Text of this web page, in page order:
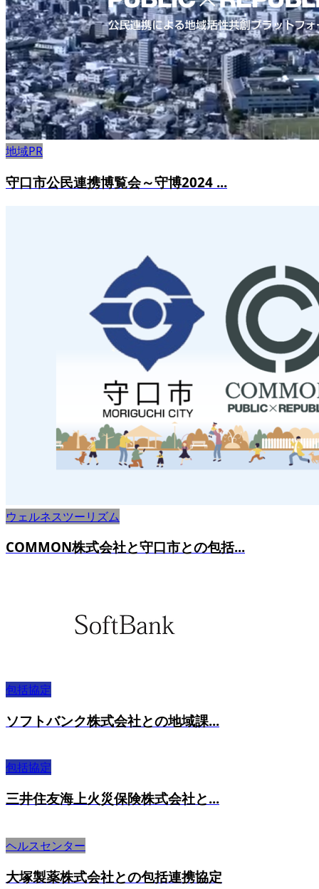
地域PR
守口市公民連携博覧会～守博2024 ...
ウェルネスツーリズム
COMMON株式会社と守口市との包括...
包括協定
ソフトバンク株式会社との地域課...
包括協定
三井住友海上火災保険株式会社と...
ヘルスセンター
大塚製薬株式会社との包括連携協定